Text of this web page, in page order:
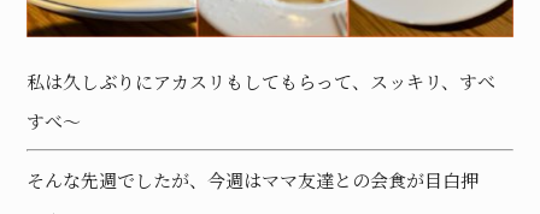
私は久しぶりにアカスリもしてもらって、スッキリ、すべ
すべ〜
そんな先週でしたが、今週はママ友達との会食が目白押